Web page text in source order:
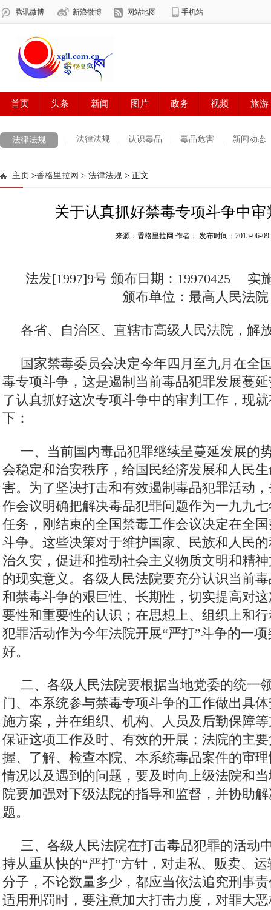
法律法规 法律法规 认识毒品 毒品危害 新闻动态
主页 >香格里拉网 > 法律法规 > 正文
关于认真抓好禁毒专项斗争中
来源：香格里拉网 作者： 发布时间：2015-06-09
法发[1997]9号 颁布日期：19970425
颁布单位：最高人民法院
各省、自治区、直辖市高级人民法院，
国家禁毒委员会决定今年四月至九月在全
毒专项斗争，这是遏制当前毒品犯罪发展蔓
了认真抓好这次专项斗争中的审判工作，现
下：
一、当前国内毒品犯罪继续呈蔓延发展的
会稳定和治安秩序，给国民经济发展和人民
害。为了坚决打击和有效遏制毒品犯罪活动
作会议明确把解决毒品犯罪问题作为一九九
任务，刚结束的全国禁毒工作会议决定在全
斗争。这些决策对于维护国家、民族和人民
治久安，促进和推动社会主义物质文明和精
的现实意义。各级人民法院要充分认识当前
和禁毒斗争的艰巨性、长期性，切实提高对
要性和重要性的认识；在思想上、组织上和
犯罪活动作为今年法院开展“严打”斗争的一
好。
二、各级人民法院要根据当地党委的统一
门、本系统参与禁毒专项斗争的工作做出具
施方案，并在组织、机构、人员及后勤保障
保证这项工作及时、有效的开展；法院的主
握、了解、检查本院、本系统毒品案件的审
情况以及遇到的问题，要及时向上级法院和
院要加强对下级法院的指导和监督，并协助
题。
三、各级人民法院在打击毒品犯罪的活动
持从重从快的“严打”方针，对走私、贩卖、
分子，不论数量多少，都应当依法追究刑事
适用刑罚时，要注意加大打击力度，对罪大